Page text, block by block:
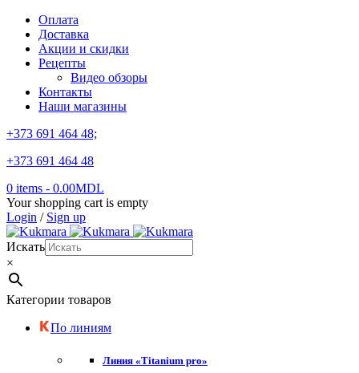
Оплата
Доставка
Акции и скидки
Рецепты
Видео обзоры
Контакты
Наши магазины
+373 691 464 48;
+373 691 464 48
0 items - 0.00MDL
Your shopping cart is empty
Login / Sign up
Искать
×
Категории товаров
По линиям
Линия «Titanium pro»